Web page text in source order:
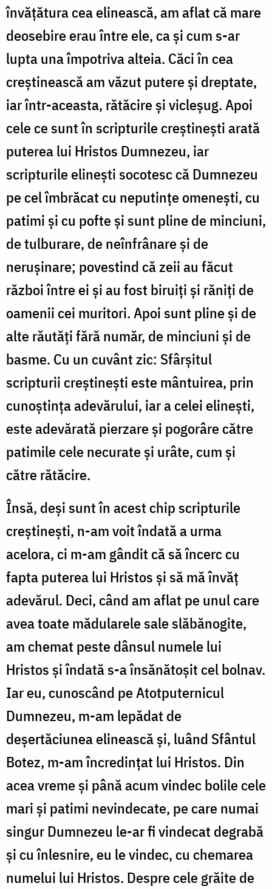
învățătura cea elinească, am aflat că mare
deosebire erau între ele, ca și cum s-ar
lupta una împotriva alteia. Căci în cea
creștinească am văzut putere și dreptate,
iar într-aceasta, rătăcire și vicleșug. Apoi
cele ce sunt în scripturile creștinești arată
puterea lui Hristos Dumnezeu, iar
scripturile elinești socotesc că Dumnezeu
pe cel îmbrăcat cu neputințe omenești, cu
patimi și cu pofte și sunt pline de minciuni,
de tulburare, de neînfrânare și de
nerușinare; povestind că zeii au făcut
război între ei și au fost biruiți și răniți de
oamenii cei muritori. Apoi sunt pline și de
alte răutăți fără număr, de minciuni și de
basme. Cu un cuvânt zic: Sfârșitul
scripturii creștinești este mântuirea, prin
cunoștința adevărului, iar a celei elinești,
este adevărată pierzare și pogorâre către
patimile cele necurate și urâte, cum și
către rătăcire.
Însă, deși sunt în acest chip scripturile
creștinești, n-am voit îndată a urma
acelora, ci m-am gândit că să încerc cu
fapta puterea lui Hristos și să mă învăț
adevărul. Deci, când am aflat pe unul care
avea toate mădularele sale slăbănogite,
am chemat peste dânsul numele lui
Hristos și îndată s-a însănătoșit cel bolnav.
Iar eu, cunoscând pe Atotputernicul
Dumnezeu, m-am lepădat de
deșertăciunea elinească și, luând Sfântul
Botez, m-am încredințat lui Hristos. Din
acea vreme și până acum vindec bolile cele
mari și patimi nevindecate, pe care numai
singur Dumnezeu le-ar fi vindecat degrabă
și cu înlesnire, eu le vindec, cu chemarea
numelui lui Hristos. Despre cele grăite de